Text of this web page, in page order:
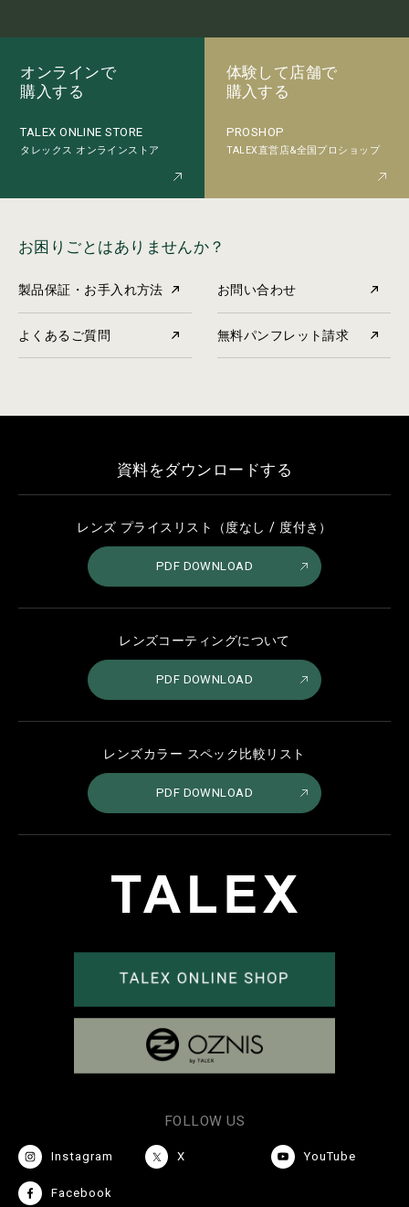
オンラインで
購入する
TALEX ONLINE STORE
タレックス オンラインストア
体験して店舗で
購入する
PROSHOP
TALEX直営店&全国プロショップ
お困りごとはありませんか？
製品保証・お手入れ方法 お問い合わせ
よくあるご質問 無料パンフレット請求
資料をダウンロードする
レンズ プライスリスト（度なし / 度付き）
PDF DOWNLOAD
レンズコーティングについて
PDF DOWNLOAD
レンズカラー スペック比較リスト
PDF DOWNLOAD
FOLLOW US
Instagram X YouTube
Facebook